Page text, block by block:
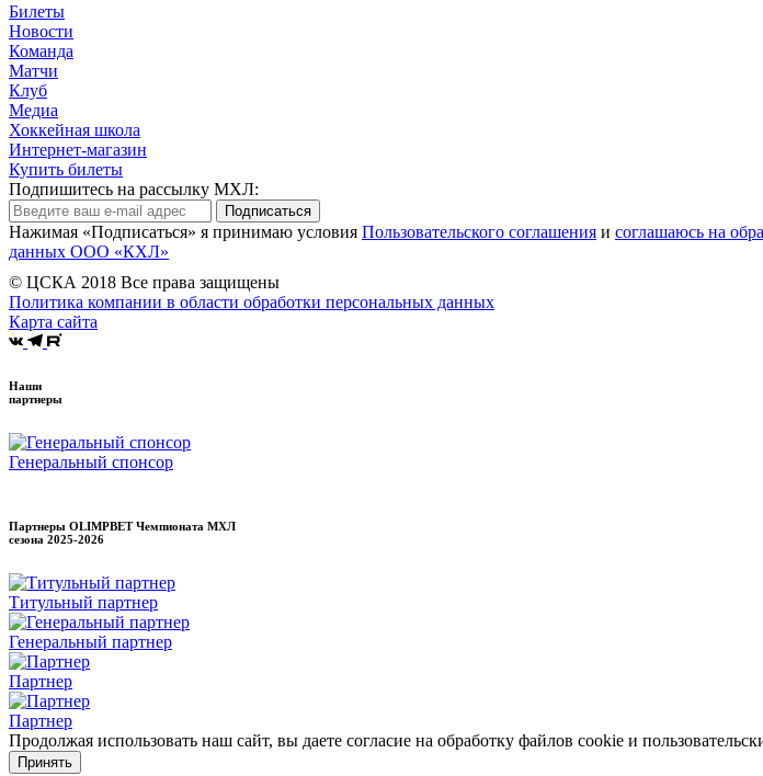
Билеты
Новости
Команда
Матчи
Клуб
Медиа
Хоккейная школа
Интернет-магазин
Купить билеты
Подпишитесь на рассылку МХЛ:
Подписаться
Нажимая «Подписаться» я принимаю условия Пользовательского соглашения и соглашаюсь на
данных ООО «КХЛ»
© ЦСКА 2018 Все права защищены
Политика компании в области обработки персональных данных
Карта сайта
Наши
партнеры
Генеральный спонсор
Партнеры OLIMPBET Чемпионата МХЛ
сезона 2025-2026
Титульный партнер
Генеральный партнер
Партнер
Партнер
Продолжая использовать наш сайт, вы даете согласие на обработку файлов cookie и
Принять